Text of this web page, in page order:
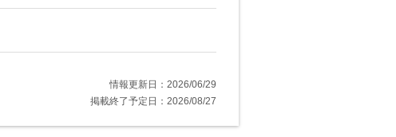
情報更新日：2026/06/29
掲載終了予定日：2026/08/27